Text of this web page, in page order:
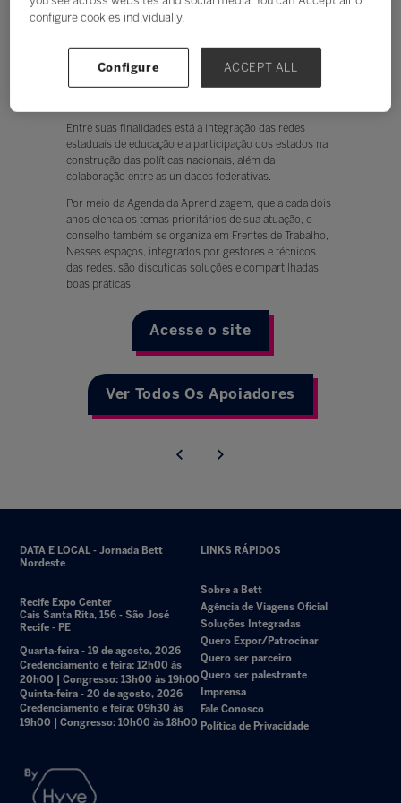
O Conselho Nacional de Secretários de Educação é
uma associação fundada em 1986, que reúne as
Secretarias de Educação dos Estados e do Distrito
Entre suas finalidades está a integração das redes
estaduais de educação e a participação dos estados na
construção das políticas nacionais, além da
colaboração entre as unidades federativas.
Por meio da Agenda da Aprendizagem, que a cada dois
anos elenca os temas prioritários de sua atuação, o
conselho também se organiza em Frentes de Trabalho,
Nesses espaços, integrados por gestores e técnicos
das redes, são discutidas soluções e compartilhadas
boas práticas.
Acesse o site
Ver Todos Os Apoiadores
DATA E LOCAL - Jornada Bett
Nordeste
Recife Expo Center
Cais Santa Rita, 156 - São José
Recife - PE
Quarta-feira - 19 de agosto, 2026
Credenciamento e feira: 12h00 às
20h00 | Congresso: 13h00 às 19h00
Quinta-feira - 20 de agosto, 2026
Credenciamento e feira: 09h30 às
19h00 | Congresso: 10h00 às 18h00
LINKS RÁPIDOS
Sobre a Bett
Agência de Viagens Oficial
Soluções Integradas
Quero Expor/Patrocinar
Quero ser parceiro
Quero ser palestrante
Imprensa
Fale Conosco
Política de Privacidade
configure cookies individually.
Configure ACCEPT ALL